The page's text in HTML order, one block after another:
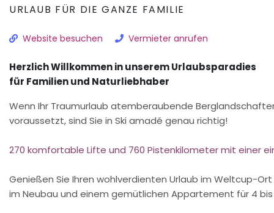
URLAUB FÜR DIE GANZE FAMILIE
Website besuchen Vermieter anrufen
Herzlich Willkommen in unserem Urlaubsparadies
für Familien und Naturliebhaber
Wenn Ihr Traumurlaub atemberaubende
voraussetzt, sind Sie in Ski amadé genau richtig!
270 komfortable Lifte und 760 Pistenkilometer mit einer
Genießen Sie Ihren wohlverdienten Urlaub im Weltcup-
im Neubau und einem gemütlichen Appartement für 4